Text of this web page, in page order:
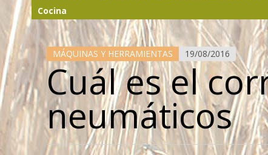
Cocina
MÁQUINAS Y HERRAMIENTAS 19/08/2016
Cuál es el
neumáticos